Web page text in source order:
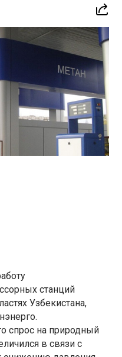
станций
Узбекистана,
спрос на природный
в связи с